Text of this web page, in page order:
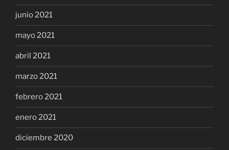
junio 2021
mayo 2021
abril 2021
marzo 2021
febrero 2021
enero 2021
diciembre 2020